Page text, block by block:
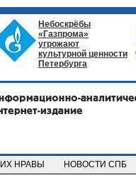
Небоскрёбы
«Газпрома»
угрожают
культурной ценности
Петербурга
ИХ НРАВЫ НОВОСТИ СПБ